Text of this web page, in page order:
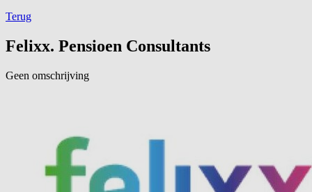
Terug
Felixx. Pensioen Consultants
Geen omschrijving